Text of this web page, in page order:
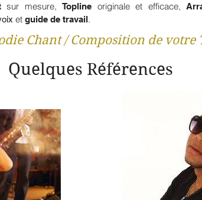
sur mesure, Topline originale et efficace,
et guide de travail.
Quelques Références
Chant / Composition de votre